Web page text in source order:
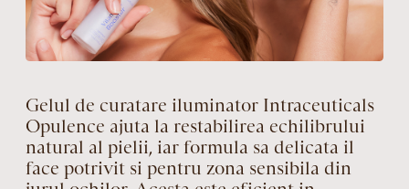
Gelul de curatare iluminator Intraceuticals
Opulence ajuta la restabilirea echilibrului
natural al pielii, iar formula sa delicata il
face potrivit si pentru zona sensibila din